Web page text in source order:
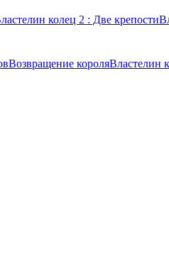
колец 2 : Две крепости
Возвращение короляВластелин